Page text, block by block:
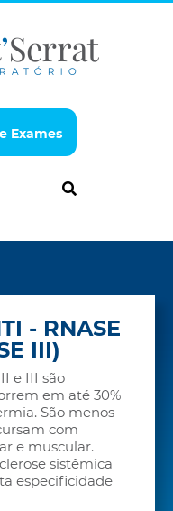
Exames
por exame
- RNASE
III)
e III são
em até 30%
São menos
com
e muscular.
sistêmica
especificidade